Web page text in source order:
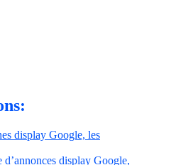
display Google, les
d’annonces display Google,